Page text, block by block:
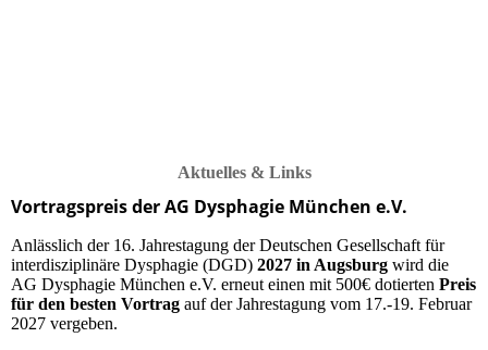
Aktuelles & Links
Vortragspreis der AG Dysphagie München e.V.
Anlässlich der 16. Jahrestagung der Deutschen Gesellschaft für
interdisziplinäre Dysphagie (DGD) 2027 in Augsburg wird die
AG Dysphagie München e.V. erneut einen mit 500€ dotierten Preis
für den besten Vortrag auf der Jahrestagung vom 17.-19. Februar
2027 vergeben.